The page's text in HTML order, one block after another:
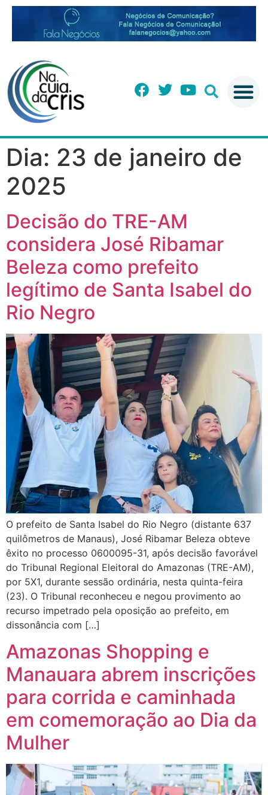
Dia: 23 de janeiro de
2025
Decisão do TRE-AM
considera José Ribamar
Beleza como prefeito
legítimo de Santa Isabel do
Rio Negro
O prefeito de Santa Isabel do Rio Negro (distante 637
quilômetros de Manaus), José Ribamar Beleza obteve
êxito no processo 0600095-31, após decisão favorável
do Tribunal Regional Eleitoral do Amazonas (TRE-AM),
por 5X1, durante sessão ordinária, nesta quinta-feira
(23). O Tribunal reconheceu e negou provimento ao
recurso impetrado pela oposição ao prefeito, em
dissonância com […]
Amazonas Shopping e
Manauara abrem inscrições
para corrida e caminhada
em comemoração ao Dia da
Mulher